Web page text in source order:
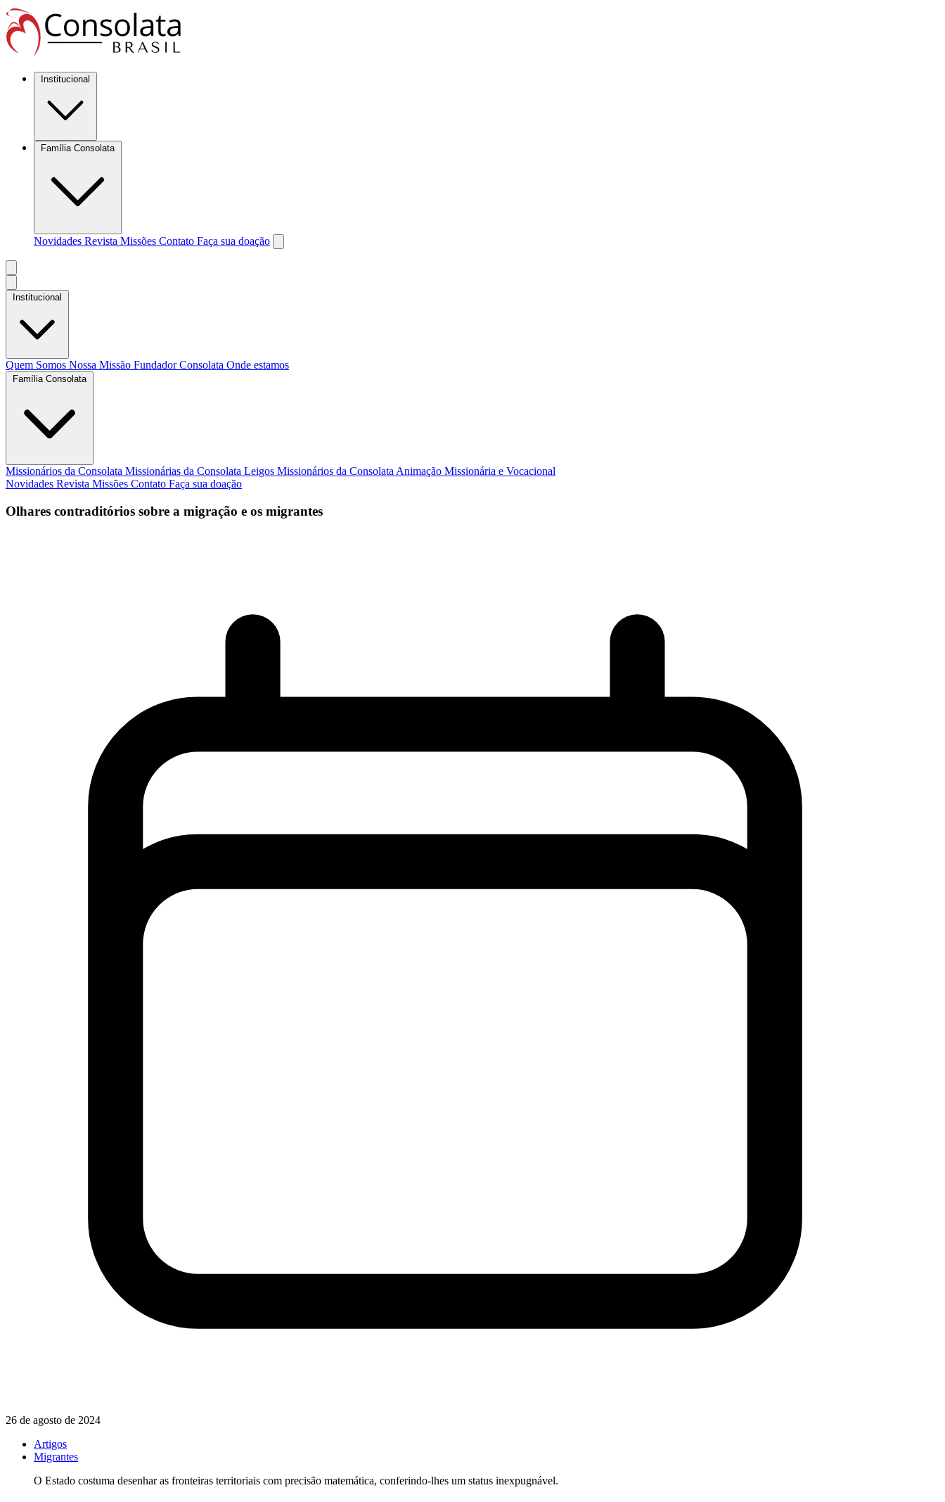
Institucional
Família Consolata
Novidades Revista Missões Contato Faça sua doação
Institucional
Quem Somos Nossa Missão FundadorConsolata Onde estamos
Família Consolata
Missionários da Consolata Missionárias da Consolata Leigos Missionários da Consolata Animação Missionária e Vocacional
Novidades Revista Missões Contato Faça sua doação
Olhares contraditórios sobre a migração e os migrantes
26 de agosto de 2024
Artigos
Migrantes
O Estado costuma desenhar as fronteiras territoriais com precisão matemática, conferindo-lhes um status inexpugnável.